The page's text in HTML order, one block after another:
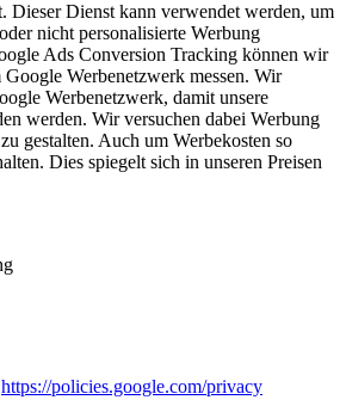
Dieser Dienst kann verwendet werden, um
nicht personalisierte Werbung
Ads Conversion Tracking können wir
Werbenetzwerk messen. Wir
Werbenetzwerk, damit unsere
werden. Wir versuchen dabei Werbung
gestalten. Auch um Werbekosten so
Dies spiegelt sich in unseren Preisen
https://policies.google.com/privacy